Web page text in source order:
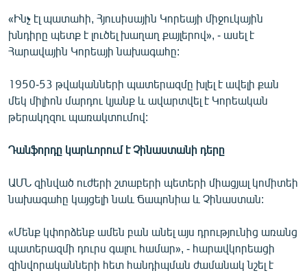
«Ինչ էլ պատահի, Հյուսիսային Կորեայի միջուկային
խնդիրը պետք է լուծել խաղաղ քայլերով», - ասել է
Հարավային Կորեայի նախագահը:
1950-53 թվականների պատերազմը խլել է ավելի քան
մեկ միլիոն մարդու կյանք և ավարտվել է Կորեական
թերակղզու պառակտումով:
Դանֆորդը կարևորում է Չինաստանի դերը
ԱՄՆ զինված ուժերի շտաբերի պետերի միացյալ կոմիտեի
նախագահը կայցելի նաև Ճապոնիա և Չինաստան:
«Մենք կփորձենք ամեն բան անել այս դրությունից առանց
պատերազմի դուրս գալու համար», - հարավկորեացի
զինվորականների հետ հանդիպման ժամանակ նշել է